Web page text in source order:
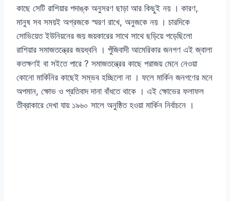
কাছে সেটি রাশিয়ার পদাঙ্ক অনুসরণ ছাড়া আর কিছুই নয় । কারণ,
মানুষ সব সময়ই অগ্রজকে স্মরণ রাখে, অনুজকে নয় । চারদিকে
সোভিয়েত ইউনিয়নের জয় জয়কারের সাথে সাথে ছড়িয়ে পড়েছিলো
রাশিয়ার সমাজতন্ত্রের জয়ধ্বনি । পুঁজিবাদী আমেরিকার জনগণ এই জ্বালা
কতক্ষণই বা সইতে পারে ? সমাজতন্ত্রের কাছে পরাজয় মেনে নেওয়া
কোনো মার্কিনির কাছেই সম্ভব হচ্ছিলো না । ফলে মার্কিন জনগণের মনে
অপমান, ক্ষোভ ও প্রতিবাদ দানা বাঁধতে থাকে । এই ক্ষোভের ফলাফল
তীব্রাকারে দেখা যায় ১৯৬০ সালে অনুষ্ঠিত হওয়া মার্কিন নির্বাচনে ।